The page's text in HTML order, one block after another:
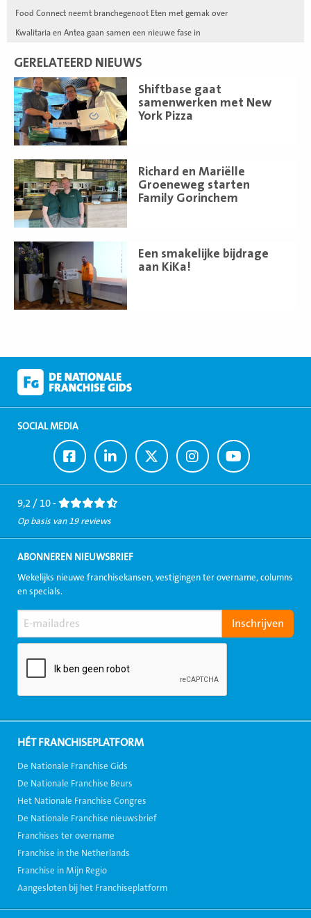
Food Connect neemt branchegenoot Eten met gemak over
Kwalitaria en Antea gaan samen een nieuwe fase in
GERELATEERD NIEUWS
Shiftbase gaat
samenwerken met New
York Pizza
Lees
meer
Richard en Mariëlle
Groeneweg starten
Family Gorinchem
Lees
meer
Een smakelijke bijdrage
aan KiKa!
Lees
meer
SOCIAL MEDIA
Ga
naar
Facebook
Ga
naar
LinkedIn
Ga
naar
Twitter
Ga
naar
Instagram
Ga
naar
Youtube
9,2 / 10 -
Op basis van 19 reviews
ABONNEREN NIEUWSBRIEF
Wekelijks nieuwe franchisekansen, vestigingen ter overname, columns
en specials.
HÉT FRANCHISEPLATFORM
De Nationale Franchise Gids
De Nationale Franchise Beurs
Het Nationale Franchise Congres
De Nationale Franchise nieuwsbrief
Franchises ter overname
Franchise in the Netherlands
Franchise in Mijn Regio
Aangesloten bij het Franchiseplatform